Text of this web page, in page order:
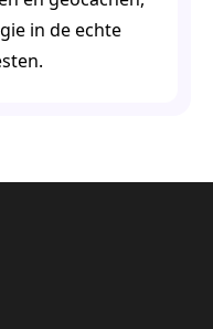
in de echte